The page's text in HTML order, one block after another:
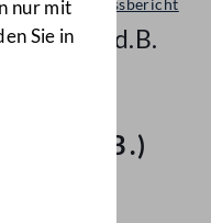
nur mit
Sie in
Ausschussbericht
2675 d.B.
(2675 d.B.)